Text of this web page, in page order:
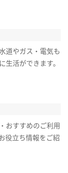
道やガス・電気も
生活ができます。
おすすめのご利用
役立ち情報をご紹